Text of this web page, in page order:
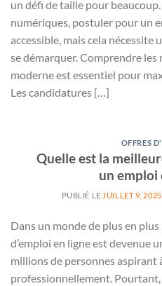
un défi de taille pour
numériques, postuler pour un
accessible, mais cela
se démarquer. Comprendre
moderne est essentiel pour
Les candidatures […]
OFFRES
Quelle est la
un emploi
PUBLIÉ LE JUILLET 9, 2025
Dans un monde de plus en
d’emploi en ligne est devenue
millions de personnes aspirant
professionnellement.